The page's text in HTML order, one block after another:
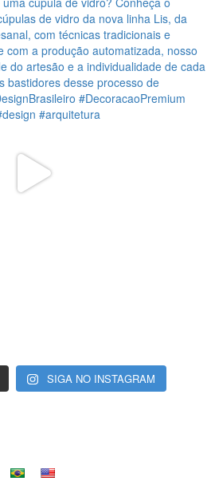
SIGA NO INSTAGRAM